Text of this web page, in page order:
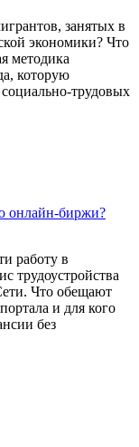
занятых в
экономики? Что
методика
которую
трудовых
онлайн-биржи?
работу в
трудоустройства
Что обещают
и для кого
без